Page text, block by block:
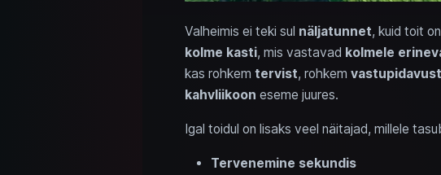
Valheimis ei teki sul näljatunnet, kuid toit
kolme kasti, mis vastavad kolmele
kas rohkem tervist, rohkem vastupidavust
kahvliikoon eseme juures.
Igal toidul on lisaks veel näitajad, millele
Tervenemine sekundis